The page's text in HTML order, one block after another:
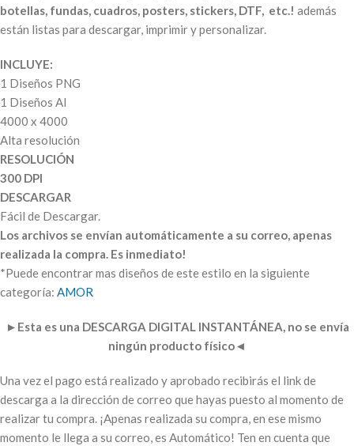
botellas, fundas, cuadros, posters, stickers, DTF, etc.! además
están listas para descargar, imprimir y personalizar.
INCLUYE:
1 Diseños PNG
1 Diseños AI
4000 x 4000
Alta resolución
RESOLUCIÓN
300 DPI
DESCARGAR
Fácil de Descargar.
Los archivos se envían automáticamente a su correo, apenas
realizada la compra. Es inmediato!
*Puede encontrar mas diseños de este estilo en la siguiente
categoría: AMOR
► Esta es una DESCARGA DIGITAL INSTANTÁNEA, no se envía
ningún producto físico◄
Una vez el pago está realizado y aprobado recibirás el link de
descarga a la dirección de correo que hayas puesto al momento de
realizar tu compra. ¡Apenas realizada su compra, en ese mismo
momento le llega a su correo, es Automático! Ten en cuenta que